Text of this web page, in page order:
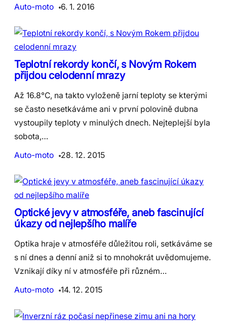
Auto-moto
6. 1. 2016
Teplotní rekordy končí, s Novým Rokem
přijdou celodenní mrazy
Až 16.8°C, na takto vyloženě jarní teploty se kterými
se často nesetkáváme ani v první polovině dubna
vystoupily teploty v minulých dnech. Nejteplejší byla
sobota,…
Auto-moto
28. 12. 2015
Optické jevy v atmosféře, aneb fascinující
úkazy od nejlepšího malíře
Optika hraje v atmosféře důležitou roli, setkáváme se
s ní dnes a denní aniž si to mnohokrát uvědomujeme.
Vznikají díky ní v atmosféře při různém…
Auto-moto
14. 12. 2015